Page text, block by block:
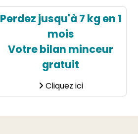
Perdez jusqu'à 7 kg en 1
mois
Votre bilan minceur
gratuit
Cliquez ici